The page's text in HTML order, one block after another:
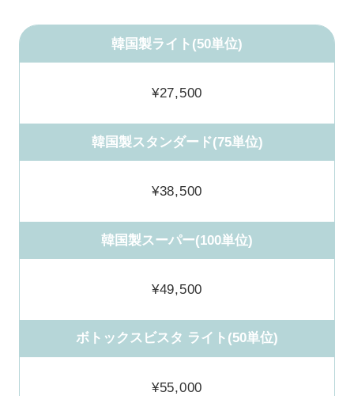
韓国製ライト(50単位)
¥27,500
韓国製スタンダード(75単位)
¥38,500
韓国製スーパー(100単位)
¥49,500
ボトックスビスタ ライト(50単位)
¥55,000